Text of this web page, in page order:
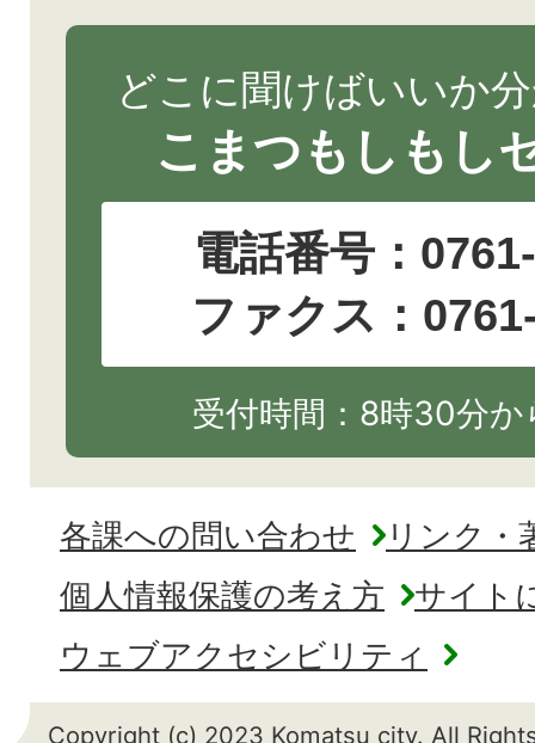
どこに聞けばいいか
こまつもしもし
電話番号：
ファクス：
受付時間：8時30分
各課への問い合わせ
リンク・
個人情報保護の考え方
サイト
ウェブアクセシビリティ
Copyright (c) 2023 Komatsu city. All